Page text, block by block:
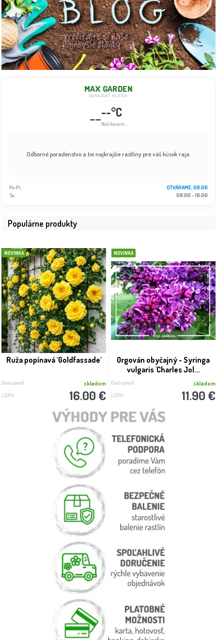
MAX GARDEN
DUNAJSKÝ KLÁTOV
----°C
Načítavam...
Odborné poradenstvo a tie najkrajšie rastliny pre váš kúsok raja.
Po-Pi:
08:00 - 18:00
So:
08:00 - 16:00
Populárne produkty
NOVINKA
Ruža popínavá ´Goldfassade´
Dostupnosť: skladom
s DPH 16.00 €
NOVINKA
Orgován obyčajný - Syringa
vulgaris 'Charles Jol...
Dostupnosť: skladom
s DPH 11.90 €